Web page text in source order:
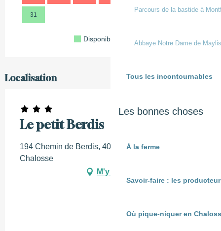
Parcours de la bastide à
Abbaye Notre Dame de Maylis
Tous les incontournables
Les bonnes choses
À la ferme
Savoir-faire : les
Où pique-niquer en
31
Disponible Complet Fermé
Localisation
Le petit Berdis
194 Chemin de Berdis, 40380 Montfort-en-
Chalosse
M'y rendre